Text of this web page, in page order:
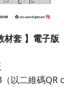
材套 】電子版
以二維碼QR